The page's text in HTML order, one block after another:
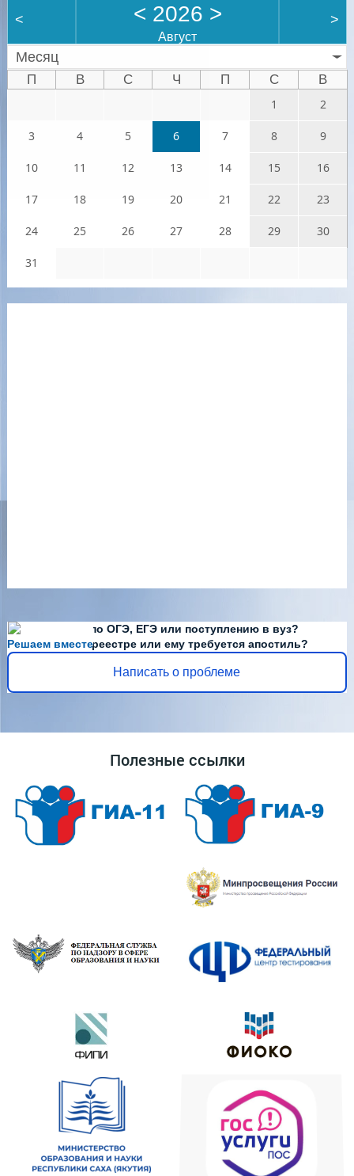
< < 2026 >
Август
>
Месяц
П В С Ч П С
В
1
2
3 4 5 6 7 8 9
10 11 12 13 14 15 16
17 18 19 20 21 22 23
24 25 26 27 28 29 30
31
Решаем вместе
Есть вопросы по ОГЭ, ЕГЭ или поступлению в вуз?
Диплома нет в реестре или ему требуется апостиль?
Написать о проблеме
Полезные ссылки